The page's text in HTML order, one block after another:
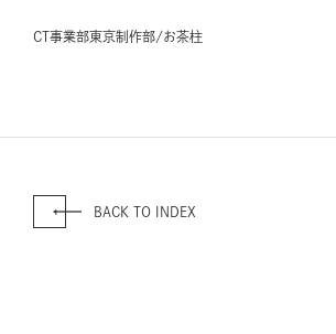
CT事業部東京制作部/お茶柱
BACK TO INDEX